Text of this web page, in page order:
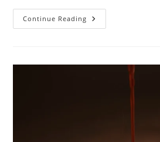
Continue Reading Dari
Kakao
Rasa